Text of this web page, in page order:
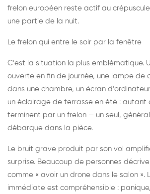
frelon européen reste actif au
une partie de la nuit.
Le frelon qui entre le soir par la fenêtre
C'est la situation la plus emblématique.
ouverte en fin de journée, une lampe de
dans une chambre, un écran
un éclairage de terrasse en été : autant
terminent par un frelon — un seul,
débarque dans la pièce.
Le bruit grave produit par son vol
surprise. Beaucoup de personnes
comme « avoir un drone dans le salon ».
immédiate est compréhensible :